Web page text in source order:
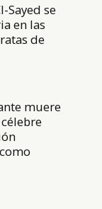
Sayed se
en las
de
muere